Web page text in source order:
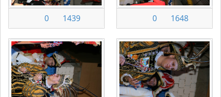
0 1439 0 1648